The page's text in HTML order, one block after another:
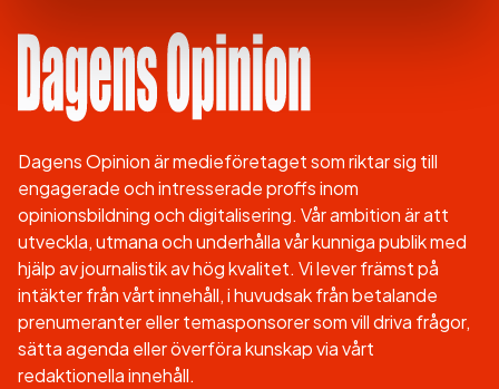
Dagens Opinion är medieföretaget som riktar sig till
engagerade och intresserade proffs inom
opinionsbildning och digitalisering. Vår ambition är att
utveckla, utmana och underhålla vår kunniga publik med
hjälp av journalistik av hög kvalitet. Vi lever främst på
intäkter från vårt innehåll, i huvudsak från betalande
prenumeranter eller temasponsorer som vill driva frågor,
sätta agenda eller överföra kunskap via vårt
redaktionella innehåll.